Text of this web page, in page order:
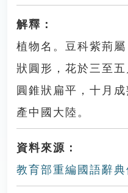
解釋：
植物名。豆科紫荊
狀圓形，花於三至
圓錐狀扁平，十月
產中國大陸。
資料來源：
教育部重編國語辭